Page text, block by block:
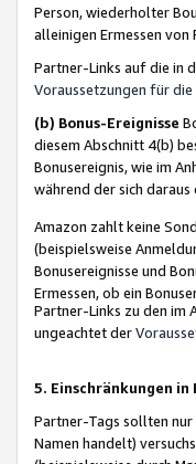
Person, wiederholter
alleinigen Ermessen
Partner-Links auf die in
Voraussetzungen für
(b) Bonus-Ereignisse
diesem Abschnitt 4(b)
Bonusereignis, wie im
während der sich
Amazon zahlt keine
(beispielsweise
Bonusereignisse und
Ermessen, ob ein
Partner-Links zu den im
ungeachtet der
5. Einschränkungen
Partner-Tags sollten
Namen handelt)